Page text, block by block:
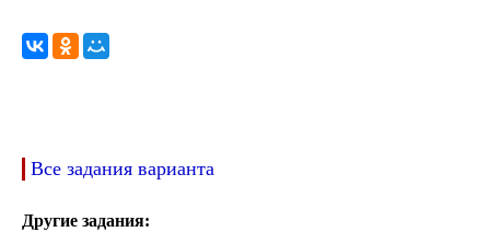
Все задания варианта
Другие задания: